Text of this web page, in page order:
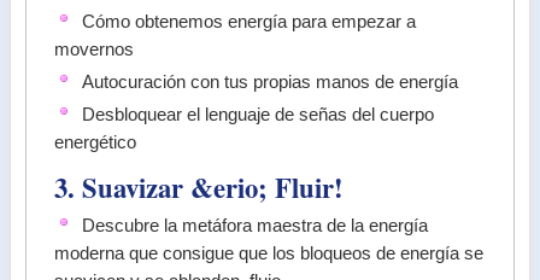
Cómo obtenemos energía para empezar a
movernos
Autocuración con tus propias manos de energía
Desbloquear el lenguaje de señas del cuerpo
energético
3. Suavizar &erio; Fluir!
Descubre la metáfora maestra de la energía
moderna que consigue que los bloqueos de energía se